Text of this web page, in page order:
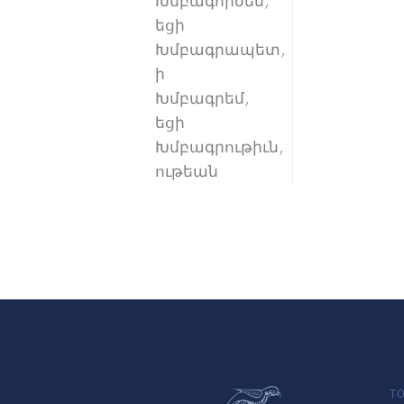
եցի
Խմբագրապետ,
ի
Խմբագրեմ,
եցի
Խմբագրութիւն,
ութեան